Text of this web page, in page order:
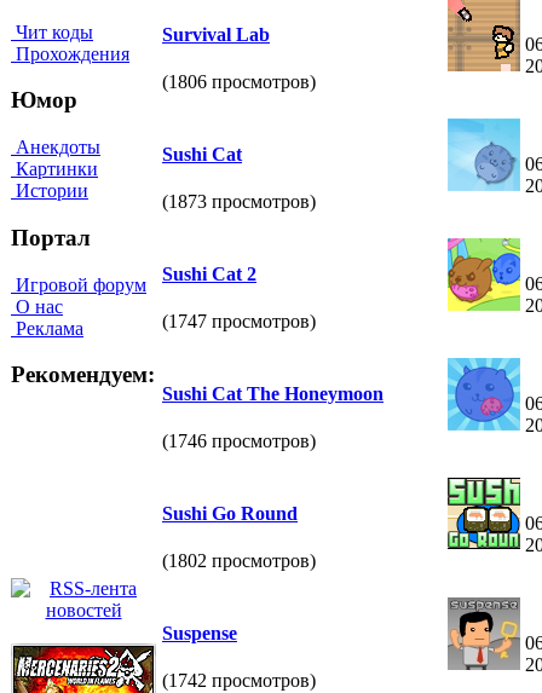
Чит коды
Прохождения
Юмор
Анекдоты
Картинки
Истории
Портал
Игровой форум
О нас
Реклама
Рекомендуем:
Survival Lab
(1806 просмотров)
Sushi Cat
(1873 просмотров)
Sushi Cat 2
(1747 просмотров)
Sushi Cat The Honeymoon
(1746 просмотров)
Sushi Go Round
(1802 просмотров)
Suspense
(1742 просмотров)